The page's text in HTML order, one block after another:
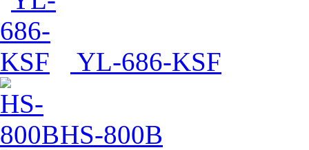
YL-686-KSF
HS-800B